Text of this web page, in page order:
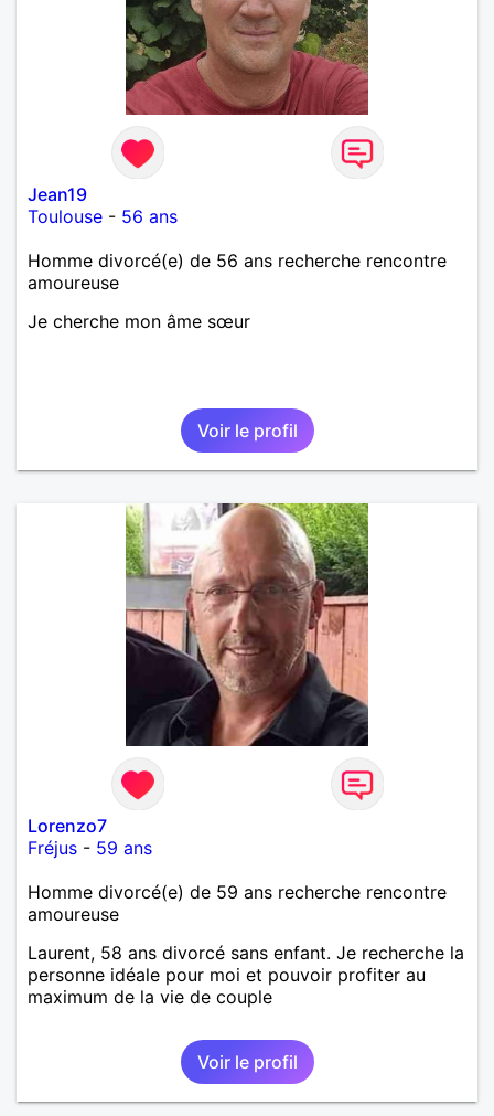
Jean19
Toulouse - 56 ans
Homme divorcé(e) de 56 ans recherche rencontre
amoureuse
Je cherche mon âme sœur
Voir le profil
Lorenzo7
Fréjus - 59 ans
Homme divorcé(e) de 59 ans recherche rencontre
amoureuse
Laurent, 58 ans divorcé sans enfant. Je recherche la
personne idéale pour moi et pouvoir profiter au
maximum de la vie de couple
Voir le profil